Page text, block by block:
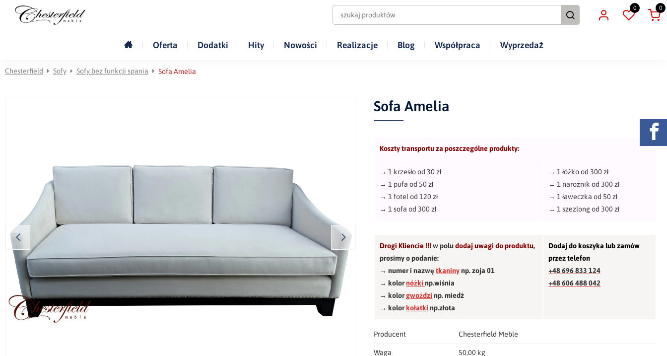
0 0
Oferta Dodatki Hity Nowości Realizacje Blog Współpraca Wyprzedaż
Chesterfield Sofy Sofy bez funkcji spania Sofa Amelia
Sofa Amelia
Koszty transportu za poszczególne produkty:
→1 krzesło od 30 zł
→1 pufa od 50 zł
→ 1 fotel od 120 zł
→1 sofa od 300 zł
→1 łóżko od 300 zł
→1 narożnik od 300 zł
→1 ławeczka od 50 zł
→1 szezlong od 300 zł
Drogi Kliencie !!!w poludodaj uwagi do produktu,
prosimy o podanie:
→ numer i nazwętkaninynp. zoja 01
→ kolornóżkinp.wiśnia
→ kolorgwożdzi np. miedź
→ kolorkołatki np.złota
Dodaj do koszyka lub zamów
przez telefon
+48 696 833 124
+48 606 488 042
Producent Chesterfield Meble
Waga 50,00 kg